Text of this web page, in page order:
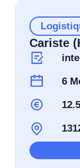
Cariste
6